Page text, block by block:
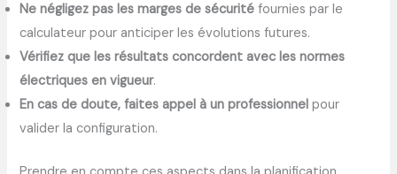
Ne négligez pas les marges de sécurité fournies par le
calculateur pour anticiper les évolutions futures.
Vérifiez que les résultats concordent avec les normes
électriques en vigueur.
En cas de doute, faites appel à un professionnel pour
valider la configuration.